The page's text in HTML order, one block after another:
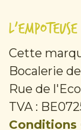
L'Empoteuse
Cette
Bocalerie
Rue de
TVA :
Conditions